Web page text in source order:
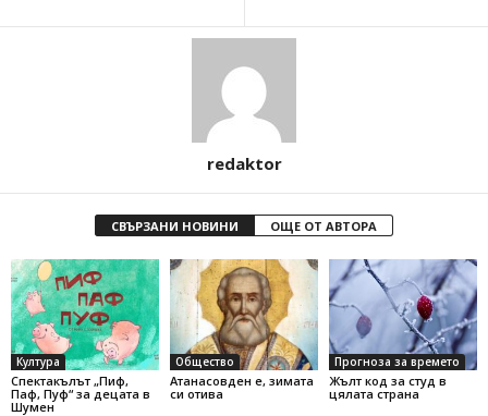
redaktor
СВЪРЗАНИ НОВИНИ ОЩЕ ОТ АВТОРА
Култура
Спектакълът „Пиф,
Паф, Пуф“ за децата в
Шумен
Общество
Атанасовден е, зимата
си отива
Прогноза за времето
Жълт код за студ в
цялата страна